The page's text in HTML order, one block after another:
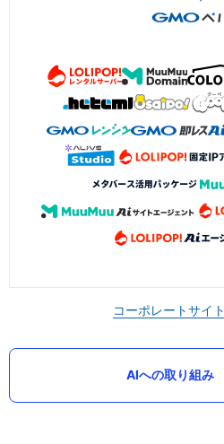
コーポレートサイト
AIへの取り組み